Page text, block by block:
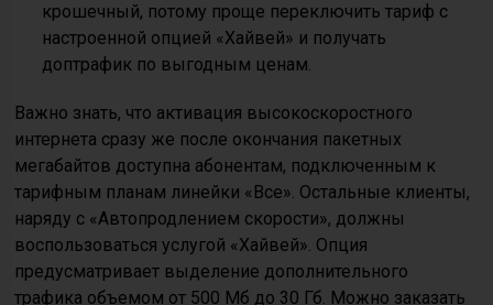
крошечный, потому проще переключить тариф с
настроенной опцией «Хайвей» и получать
доптрафик по выгодным ценам.
Важно знать, что активация высокоскоростного
интернета сразу же после окончания пакетных
мегабайтов доступна абонентам, подключенным к
тарифным планам линейки «Все». Остальные клиенты,
наряду с «Автопродлением скорости», должны
воспользоваться услугой «Хайвей». Опция
предусматривает выделение дополнительного
трафика объемом от 500 Мб до 30 Гб. Можно заказать